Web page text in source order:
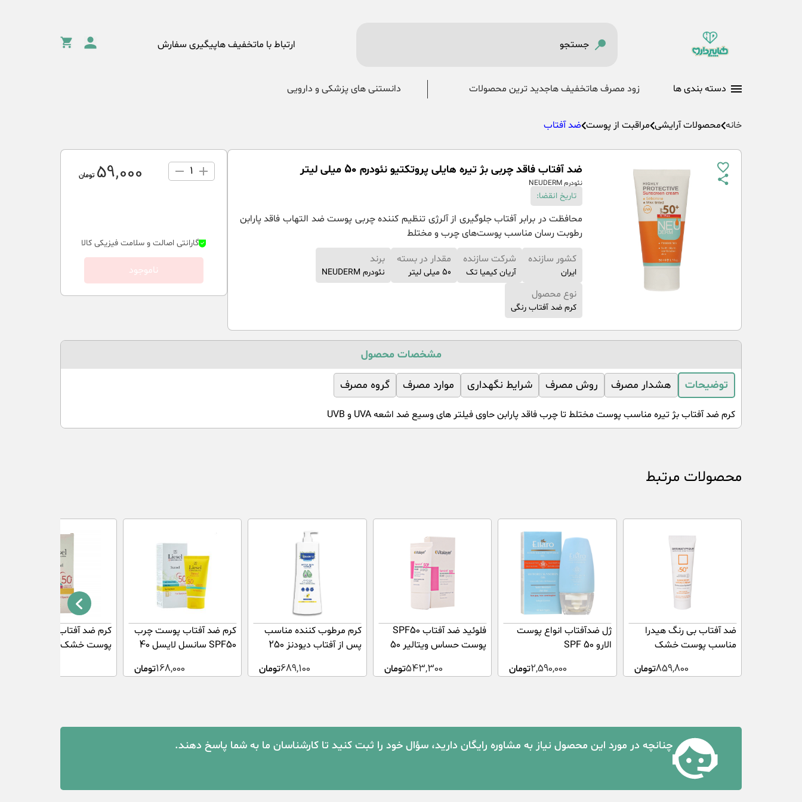
ارتباط با ماتخفیف هاپیگیری سفارش
دسته بندی ها زود مصرف هاتخفیف هاجدید ترین محصولات دانستنی های پزشکی و دارویی
خانه محصولات آرایشی مراقبت از پوست ضد آفتاب
ضد آفتاب فاقد چربی بژ تیره هایلی پروتکتیو نئودرم 50 میلی لیتر
نئودرم NEUDERM
تاریخ انقضا:
محافظت در برابر آفتاب جلوگیری از آلرژی تنظیم کننده چربی پوست ضد التهاب فاقد پارابن
رطوبت رسان مناسب پوست‌های چرب و مختلط
کشور سازنده
ایران
شرکت سازنده
آريان كيميا تک
مقدار در بسته
50 میلی لیتر
برند
نئودرم NEUDERM
نوع محصول
کرم ضد آفتاب رنگی
1 59٬000 تومان
گارانتی اصالت و سلامت فیزیکی کالا
ناموجود
مشخصات محصول
توضیحات هشدار مصرف روش مصرف شرایط نگهداری موارد مصرف گروه مصرف
کرم ضد آفتاب بژ تیره مناسب پوست مختلط تا چرب فاقد پارابن حاوی فیلتر های وسیع ضد اشعه UVA و UVB
محصولات مرتبط
ضد آفتاب بی رنگ هیدرا
مناسب پوست خشک
میلی لیتر
859,800تومان
ژل ضدآفتاب انواع پوست
الارو SPF 50
2,590,000تومان
فلوئید ضد آفتاب SPF50
پوست حساس ویتالیر 50
543,300تومان
کرم مرطوب کننده مناسب
پس از آفتاب دیودنز 250
689,100تومان
کرم ضد آفتاب پوست چرب
SPF50 سانسل لایسل 40
168,000تومان
پوست خشک و نرمال
چنانچه در مورد این محصول نیاز به مشاوره رایگان دارید، سؤال خود را ثبت کنید تا کارشناسان ما به شما پاسخ دهند.